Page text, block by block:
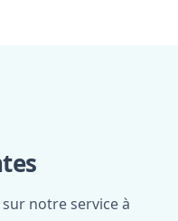
notre service à